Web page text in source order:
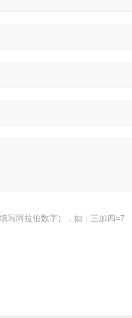
写阿拉伯数字），如：三加四=7